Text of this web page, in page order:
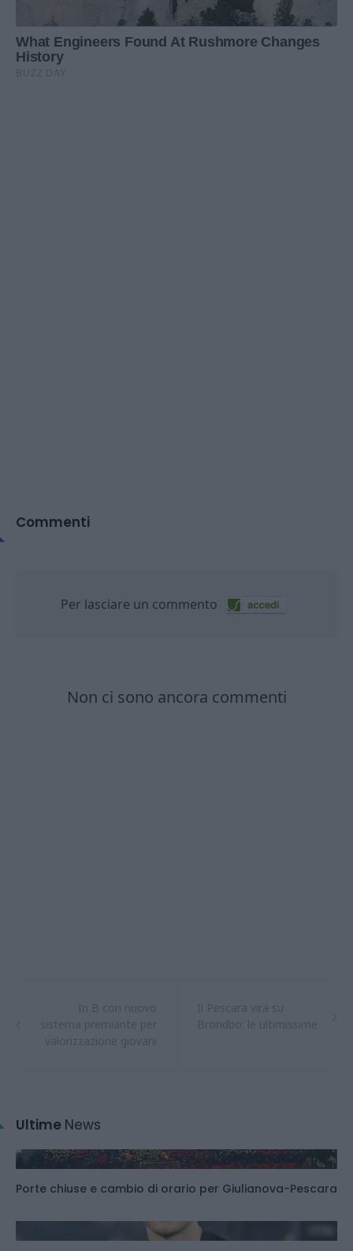
Commenti
Ultime News
Porte chiuse e cambio di orario per Giulianova-Pescara